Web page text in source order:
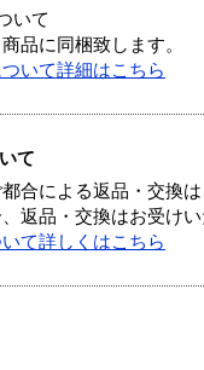
いて
品に同梱致します。
いて詳細はこちら
て
合による返品・交換
返品・交換はお受けい
て詳しくはこちら